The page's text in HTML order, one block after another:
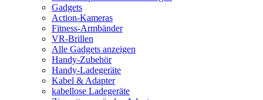
Gadgets
Action-Kameras
Fitness-Armbänder
VR-Brillen
Alle Gadgets anzeigen
Handy-Zubehör
Handy-Ladegeräte
Kabel & Adapter
kabellose Ladegeräte